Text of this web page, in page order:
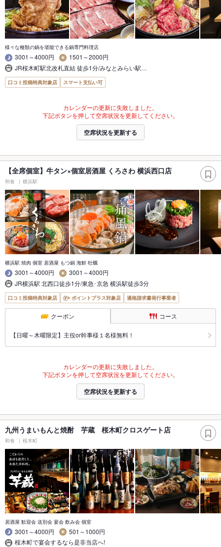
様々な種類の鍋を堪能できる鍋専門料理店
3001～4000円
1501～2000円
JR桜木町駅北改札直結 徒歩1分/みなとみらい駅…
口コミ投稿特典対象店 スマート支払い可
カレンダーの更新に失敗しました。
下記ボタンを押して空席状況を更新してください。
空席状況を更新する
【全席個室】牛タン×個室居酒屋 くろさわ 横浜西口店
和食 横浜駅
横浜駅 焼肉 個室 居酒屋 もつ鍋 海鮮 牡蠣
3001～4000円
3001～4000円
JR横浜駅 北西口徒歩1分/東急･京急 横浜駅徒歩3分
口コミ投稿特典対象店 ポイントプラス対象店 適格請求書発行事業者
クーポン コース
【日曜～木曜限定】主役or幹事様１名様無料！
カレンダーの更新に失敗しました。
下記ボタンを押して空席状況を更新してください。
空席状況を更新する
九州うまいもんと焼酎 芋蔵 桜木町クロスゲート店
和食 桜木町
居酒屋 歓迎会 送別会 宴会 飲み会 個室
3001～4000円
501～1000円
桜木町で宴会するなら是非当店へ!